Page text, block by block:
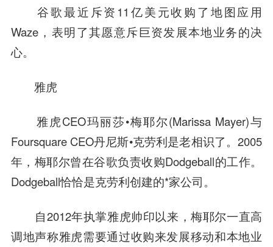
谷歌最近斥资11亿美元收购了地图应用
Waze，表明了其愿意斥巨资发展本地业务的决
心。
雅虎
雅虎CEO玛丽莎•梅耶尔(Marissa Mayer)与
Foursquare CEO丹尼斯•克劳利是老相识了。2005
年，梅耶尔曾在谷歌负责收购Dodgeball的工作。
Dodgeball恰恰是克劳利创建的*家公司。
自2012年执掌雅虎帅印以来，梅耶尔一直高
调地声称雅虎需要通过收购来发展移动和本地业